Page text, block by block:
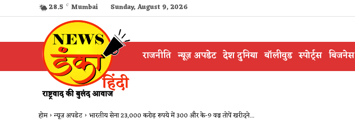
28.5 C Mumbai Sunday, August 9, 2026
राजनीति न्यूज़ अपडेट देश दुनिया बॉलीवुड स्पोर्ट्स बिजनेस
होम न्यूज़ अपडेट भारतीय सेना 23,000 करोड़ रुपये में 300 और के-9 वज्र तोपें खरीदने...